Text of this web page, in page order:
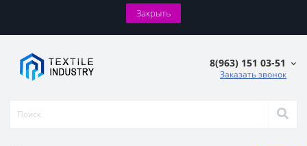
Закрыть
8(963) 151 03-51
Заказать звонок